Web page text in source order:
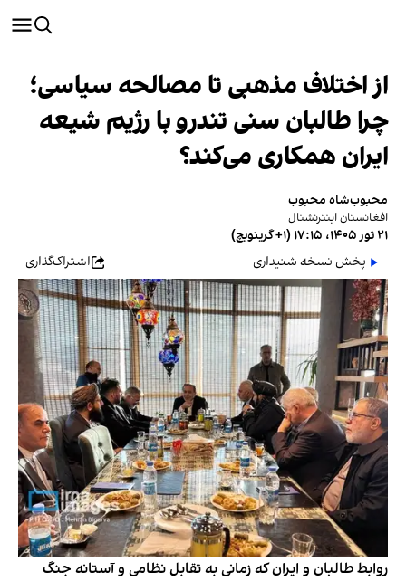
از اختلاف مذهبی تا مصالحه سیاسی؛
چرا طالبان سنی تندرو با رژیم شیعه
ایران همکاری می‌کند؟
محبوب‌شاه محبوب
افغانستان اینترنشنال
۲۱ ثور ۱۴۰۵، ۱۷:۱۵ (‎+۱ گرینویچ)
پخش نسخه شنیداری
اشتراک‌گذاری
روابط طالبان و ایران که زمانی به تقابل نظامی و آستانه جنگ